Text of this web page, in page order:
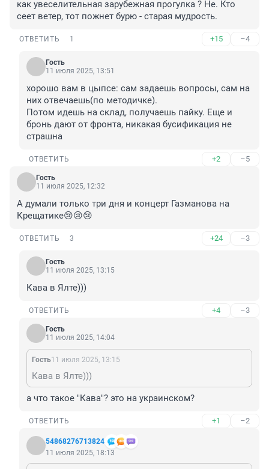
как увеселительная зарубежная прогулка ? Не. Кто
сеет ветер, тот пожнет бурю - старая мудрость.
ОТВЕТИТЬ 1 +15 –4
Гость
11 июля 2025, 13:51
хорошо вам в цыпсе: сам задаешь вопросы, сам на
них отвечаешь(по методичке).
Потом идешь на склад, получаешь пайку. Еще и
бронь дают от фронта, никакая бусификация не
страшна
ОТВЕТИТЬ +2 –5
Гость
11 июля 2025, 12:32
А думали только три дня и концерт Газманова на
Крещатике😢😢😢
ОТВЕТИТЬ 3 +24 –3
Гость
11 июля 2025, 13:15
Кава в Ялте)))
ОТВЕТИТЬ +4 –3
Гость
11 июля 2025, 14:04
Гость11 июля 2025, 13:15
Кава в Ялте)))
а что такое "Кава"? это на украинском?
ОТВЕТИТЬ +1 –2
54868276713824
11 июля 2025, 18:13